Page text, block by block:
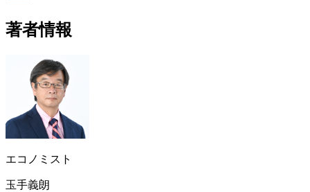
著者情報
エコノミスト
玉手義朗